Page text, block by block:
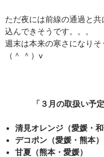
ただ夜には前線の通過と
込んできそうです。。。
週末は本来の寒さになり
（＾ ＾）v
「３月の取扱い予
清見オレンジ（愛媛・和
デコポン（愛媛・熊本）
甘夏（熊本・愛媛）